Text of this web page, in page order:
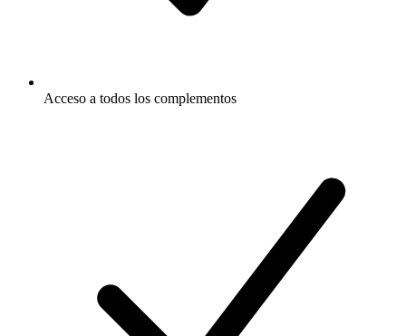
Acceso a todos los complementos